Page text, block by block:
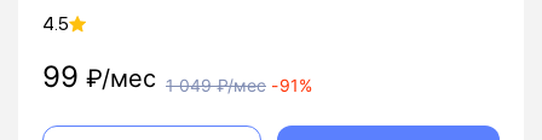
4.5
99 ₽/мес 1 049₽/мес -91%